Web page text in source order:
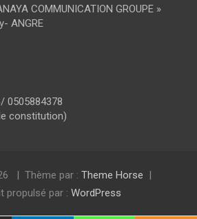
COMMUNICATION GROUPE »
ANGRE
0505884378
constitution)
Thème par : Theme Horse
propulsé par : WordPress